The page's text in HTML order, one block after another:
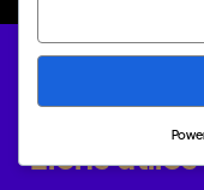
Liens utiles